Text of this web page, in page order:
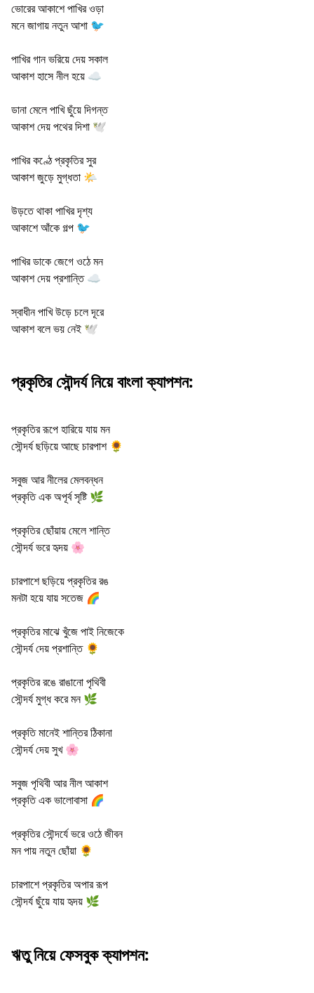
ভোরের আকাশে পাখির ওড়া
মনে জাগায় নতুন আশা 🐦
পাখির গান ভরিয়ে দেয় সকাল
আকাশ হাসে নীল হয়ে ☁️
ডানা মেলে পাখি ছুঁয়ে দিগন্ত
আকাশ দেয় পথের দিশা 🕊️
পাখির কণ্ঠে প্রকৃতির সুর
আকাশ জুড়ে মুগ্ধতা 🌤️
উড়তে থাকা পাখির দৃশ্য
আকাশে আঁকে গল্প 🐦
পাখির ডাকে জেগে ওঠে মন
আকাশ দেয় প্রশান্তি ☁️
স্বাধীন পাখি উড়ে চলে দূরে
আকাশ বলে ভয় নেই 🕊️
প্রকৃতির সৌন্দর্য নিয়ে বাংলা ক্যাপশন:
প্রকৃতির রূপে হারিয়ে যায় মন
সৌন্দর্য ছড়িয়ে আছে চারপাশ 🌻
সবুজ আর নীলের মেলবন্ধন
প্রকৃতি এক অপূর্ব সৃষ্টি 🌿
প্রকৃতির ছোঁয়ায় মেলে শান্তি
সৌন্দর্য ভরে হৃদয় 🌸
চারপাশে ছড়িয়ে প্রকৃতির রঙ
মনটা হয়ে যায় সতেজ 🌈
প্রকৃতির মাঝে খুঁজে পাই নিজেকে
সৌন্দর্য দেয় প্রশান্তি 🌻
প্রকৃতির রঙে রাঙানো পৃথিবী
সৌন্দর্য মুগ্ধ করে মন 🌿
প্রকৃতি মানেই শান্তির ঠিকানা
সৌন্দর্য দেয় সুখ 🌸
সবুজ পৃথিবী আর নীল আকাশ
প্রকৃতি এক ভালোবাসা 🌈
প্রকৃতির সৌন্দর্যে ভরে ওঠে জীবন
মন পায় নতুন ছোঁয়া 🌻
চারপাশে প্রকৃতির অপার রূপ
সৌন্দর্য ছুঁয়ে যায় হৃদয় 🌿
ঋতু নিয়ে ফেসবুক ক্যাপশন: